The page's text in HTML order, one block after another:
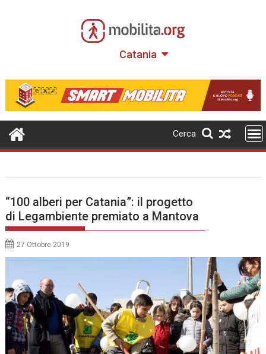
Catania
Cerca
“100 alberi per Catania”: il progetto
di Legambiente premiato a Mantova
27 Ottobre 2019